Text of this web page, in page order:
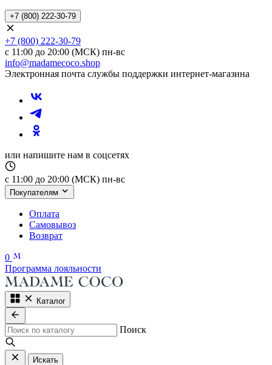
+7 (800) 222-30-79
+7 (800) 222-30-79
с 11:00 до 20:00 (МСК) пн-вс
info@madamecoco.shop
Электронная почта службы поддержки интернет-магазина
или напишите нам в соцсетях
с 11:00 до 20:00 (МСК) пн-вс
Покупателям
Оплата
Самовывоз
Возврат
0
Программа лояльности
Каталог
Поиск
Искать